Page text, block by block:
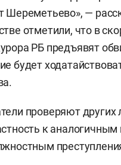
Шереметьево», —
отметили, что в
РБ предъявят
будет
проверяют других
к